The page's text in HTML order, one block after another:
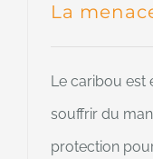
La
Le caribou est
souffrir du
protection